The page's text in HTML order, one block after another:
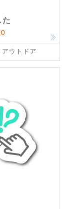
た
アウトドア